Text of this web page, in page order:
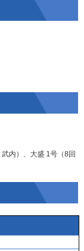
武内 ）、 大盛 1号（8回